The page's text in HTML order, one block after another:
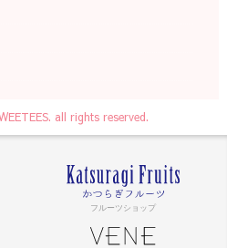
all rights reserved.